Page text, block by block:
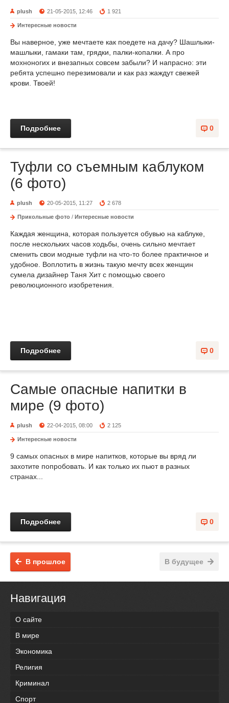
plush 21-05-2015, 12:46 1 921
Интересные новости
Вы наверное, уже мечтаете как поедете на дачу? Шашлыки-
машлыки, гамаки там, грядки, палки-копалки. А про
мохноногих и внезапных совсем забыли? И напрасно: эти
ребята успешно перезимовали и как раз жаждут свежей
крови. Твоей!
0
Подробнее
Туфли со съемным каблуком
(6 фото)
plush 20-05-2015, 11:27 2 678
Прикольные фото / Интересные новости
Каждая женщина, которая пользуется обувью на каблуке,
после нескольких часов ходьбы, очень сильно мечтает
сменить свои модные туфли на что-то более практичное и
удобное. Воплотить в жизнь такую мечту всех женщин
сумела дизайнер Таня Хит с помощью своего
революционного изобретения.
0
Подробнее
Самые опасные напитки в
мире (9 фото)
plush 22-04-2015, 08:00 2 125
Интересные новости
9 самых опасных в мире напитков, которые вы вряд ли
захотите попробовать. И как только их пьют в разных
странах...
0
Подробнее
В будущее
В прошлое
Навигация
О сайте
В мире
Экономика
Религия
Криминал
Спорт